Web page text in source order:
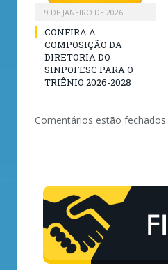
9 DE JANEIRO DE 2026
CONFIRA A
COMPOSIÇÃO DA
DIRETORIA DO
SINPOFESC PARA O
TRIÊNIO 2026-2028
Comentários estão fechados.